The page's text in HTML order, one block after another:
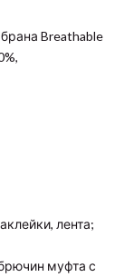
Breathable
лента;
муфта с